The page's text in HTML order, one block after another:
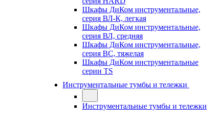
Шкафы ДиКом инструментальные,
cерия ВЛ-К, легкая
Шкафы ДиКом инструментальные,
серия ВЛ, средняя
Шкафы ДиКом инструментальные,
серия ВС, тяжелая
Шкафы ДиКом инструментальные
серии TS
Инструментальные тумбы и тележки
Инструментальные тумбы и тележки